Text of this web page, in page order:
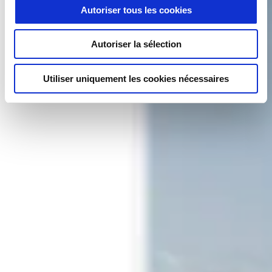
Autoriser tous les cookies
Autoriser la sélection
Utiliser uniquement les cookies nécessaires